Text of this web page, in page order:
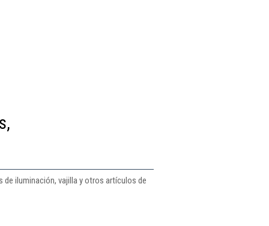
de iluminación, vajilla y otros artículos de